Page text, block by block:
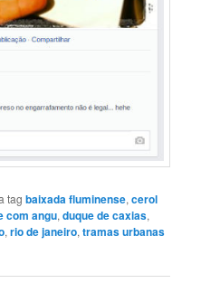
tagbaixada fluminense,cerol
com angu,duque de caxias,
,rio de janeiro,tramas urbanas